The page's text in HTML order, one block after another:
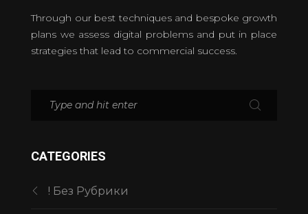
Through our best techniques and bespoke growth
plans we assess digital problems and put in place
strategies that lead to commercial success.
CATEGORIES
! Без Рубрики